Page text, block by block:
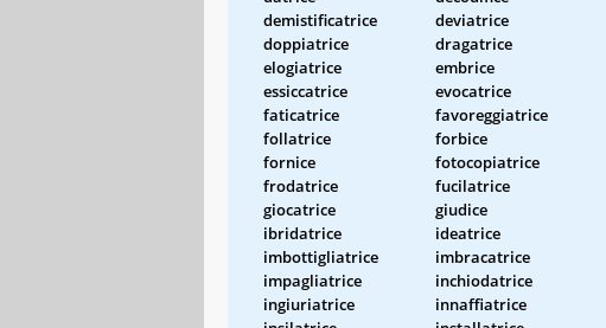
demistificatrice
deviatrice
doppiatrice
dragatrice
elogiatrice
embrice
essiccatrice
evocatrice
faticatrice
favoreggiatrice
follatrice
forbice
fornice
fotocopiatrice
frodatrice
fucilatrice
giocatrice
giudice
ibridatrice
ideatrice
imbottigliatrice
imbracatrice
impagliatrice
inchiodatrice
ingiuriatrice
innaffiatrice